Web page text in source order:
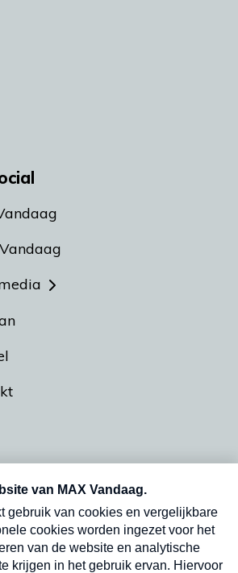
en dinsdagochtend in
Verzend